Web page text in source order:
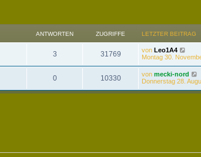
ANTWORTEN ZUGRIFFE LETZTER BEITRAG
3 31769 von Leo1A4
Montag 30.
0 10330 von mecki-nord
Donnerstag 28.